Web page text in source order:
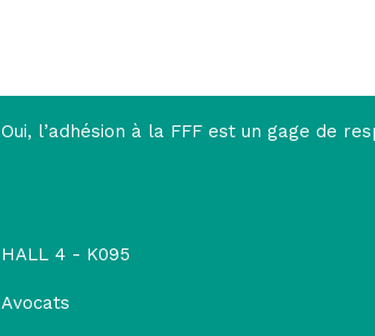
Oui, l’adhésion à la FFF est un gage de
HALL 4 - K095
Avocats